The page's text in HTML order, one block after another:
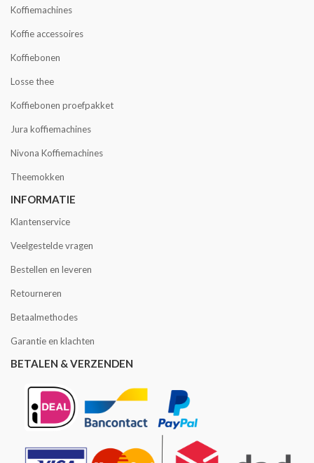
Koffiemachines
Koffie accessoires
Koffiebonen
Losse thee
Koffiebonen proefpakket
Jura koffiemachines
Nivona Koffiemachines
Theemokken
INFORMATIE
Klantenservice
Veelgestelde vragen
Bestellen en leveren
Retourneren
Betaalmethodes
Garantie en klachten
BETALEN & VERZENDEN